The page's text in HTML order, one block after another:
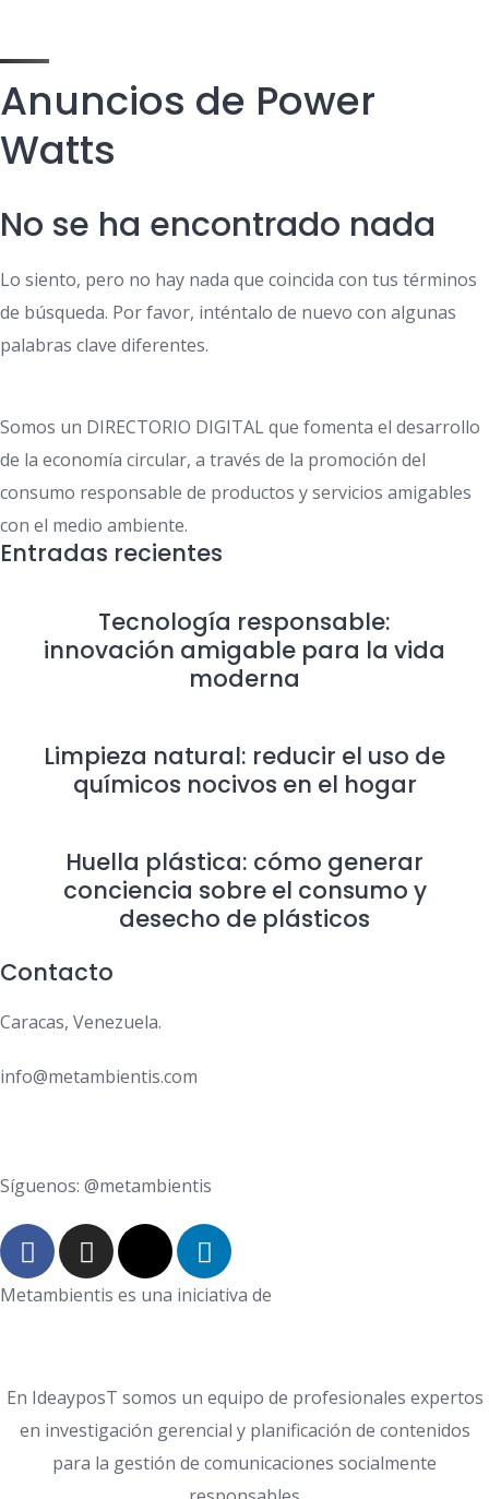
Anuncios de Power
Watts
No se ha encontrado nada
Lo siento, pero no hay nada que coincida con tus términos
de búsqueda. Por favor, inténtalo de nuevo con algunas
palabras clave diferentes.
Somos un DIRECTORIO DIGITAL que fomenta el desarrollo
de la economía circular, a través de la promoción del
consumo responsable de productos y servicios amigables
con el medio ambiente.
Entradas recientes
Tecnología responsable:
innovación amigable para la vida
moderna
Limpieza natural: reducir el uso de
químicos nocivos en el hogar
Huella plástica: cómo generar
conciencia sobre el consumo y
desecho de plásticos
Contacto
Caracas, Venezuela.
info@metambientis.com
Síguenos: @metambientis
Metambientis es una iniciativa de
En IdeayposT somos un equipo de profesionales expertos
en investigación gerencial y planificación de contenidos
para la gestión de comunicaciones socialmente